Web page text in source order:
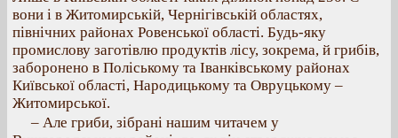
вони і в Житомирській, Чернігівській областях,
північних районах Ровенської області. Будь-яку
промислову заготівлю продуктів лісу, зокрема, й грибів,
заборонено в Поліському та Іванківському районах
Київської області, Народицькому та Овруцькому –
Житомирської.
– Але гриби, зібрані нашим читачем у